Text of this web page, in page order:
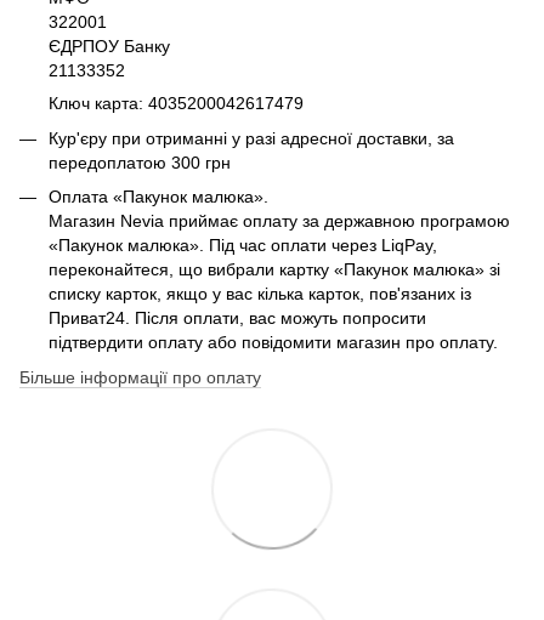
322001
ЄДРПОУ Банку
21133352
Ключ карта: 4035200042617479
Кур'єру при отриманні у разі адресної доставки, за
передоплатою 300 грн
Оплата «Пакунок малюка».
Магазин Nevia приймає оплату за державною програмою
«Пакунок малюка». Під час оплати через LiqPay,
переконайтеся, що вибрали картку «Пакунок малюка» зі
списку карток, якщо у вас кілька карток, пов'язаних із
Приват24. Після оплати, вас можуть попросити
підтвердити оплату або повідомити магазин про оплату.
Більше інформації про оплату